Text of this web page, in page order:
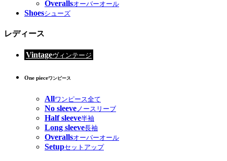
Overallsオーバーオール
Shoesシューズ
レディース
Vintageヴィンテージ
One pieceワンピース
Allワンピース全て
No sleeve ノースリーブ
Half sleeve半袖
Long sleeve長袖
Overallsオーバーオール
Setupセットアップ